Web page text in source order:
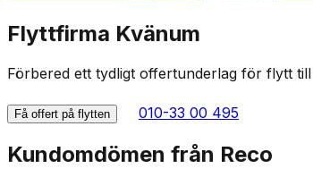
Flyttfirma Kvänum
Förbered ett tydligt offertunderlag för flytt
Få offert på flytten 010-33 00 495
Kundomdömen från Reco